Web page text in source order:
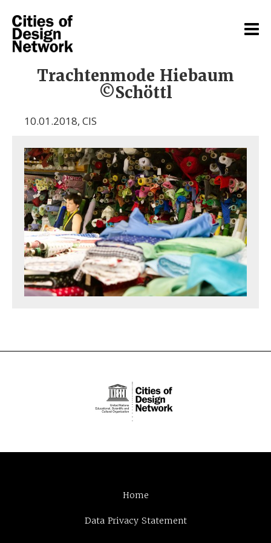
Trachtenmode Hiebaum
©Schöttl
10.01.2018, CIS
Home
Data Privacy Statement